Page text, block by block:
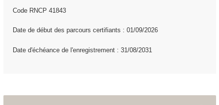
Code RNCP 41843
Date de début des parcours certifiants : 01/09/2026
Date d'échéance de l'enregistrement : 31/08/2031